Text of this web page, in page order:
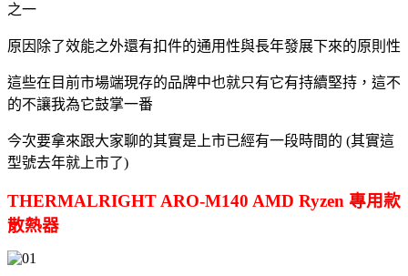
之一
原因除了效能之外還有扣件的通用性與長年發展下來的原則性
這些在目前市場端現存的品牌中也就只有它有持續堅持，這不
的不讓我為它鼓掌一番
今次要拿來跟大家聊的其實是上市已經有一段時間的 (其實這
型號去年就上市了)
THERMALRIGHT ARO-M140 AMD Ryzen 專用款
散熱器